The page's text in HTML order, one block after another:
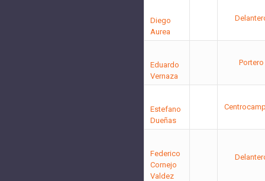
Diego
Aurea
Eduardo
Vernaza
Portero
Estefano
Dueñas
Federico
Cornejo
Valdez